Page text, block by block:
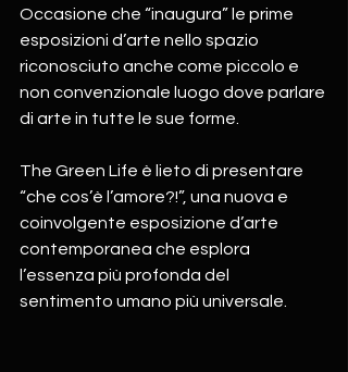
Occasione che “inaugura” le prime
esposizioni d’arte nello spazio
riconosciuto anche come piccolo e
non convenzionale luogo dove parlare
di arte in tutte le sue forme.
The Green Life è lieto di presentare
“che cos’è l’amore?!”, una nuova e
coinvolgente esposizione d’arte
contemporanea che esplora
l’essenza più profonda del
sentimento umano più universale.